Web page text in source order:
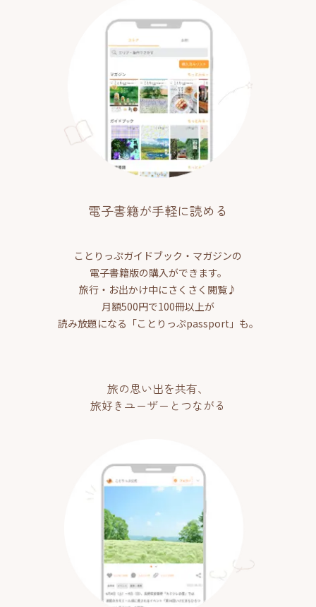
電子書籍が手軽に読める
ことりっぷガイドブック・マガジンの
電子書籍版の購入ができます。
旅行・お出かけ中にさくさく閲覧♪
月額500円で100冊以上が
読み放題になる「ことりっぷpassport」も。
旅の思い出を共有、
旅好きユーザーとつながる